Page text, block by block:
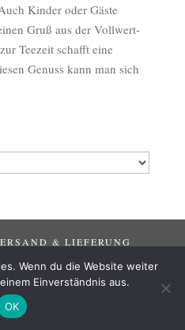
Kinder oder Gäste
Gruß aus der Vollwert-
Teezeit schafft eine
Genuss kann man sich
& LIEFERUNG
DATENSCHUTZ
Wenn du die Website weiter
Einverständnis aus.
OK